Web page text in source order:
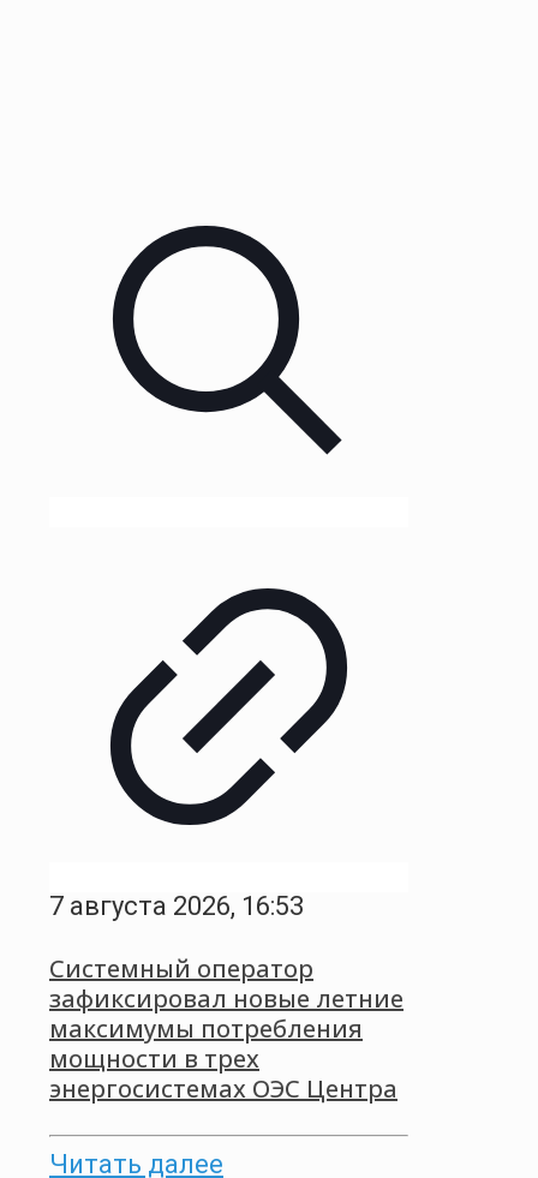
7 августа 2026, 16:53
Системный оператор
зафиксировал новые летние
максимумы потребления
мощности в трех
энергосистемах ОЭС Центра
Читать далее